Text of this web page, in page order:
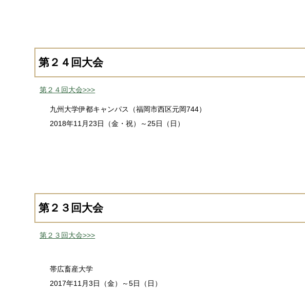
第２４回大会
第２４回大会>>>
九州大学伊都キャンパス（福岡市西区元岡744）
2018年11月23日（金・祝）～25日（日）
第２３回大会
第２３回大会>>>
帯広畜産大学
2017年11月3日（金）～5日（日）